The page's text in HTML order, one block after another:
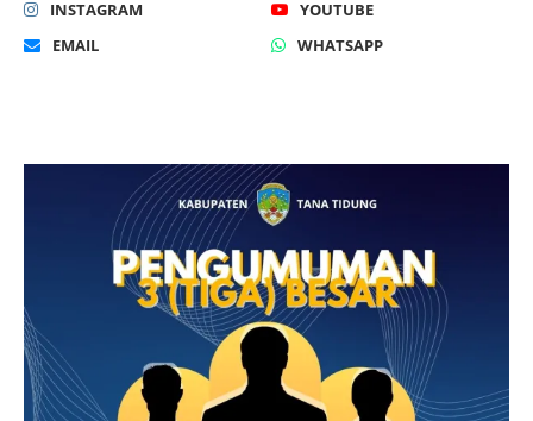
INSTAGRAM
YOUTUBE
EMAIL
WHATSAPP